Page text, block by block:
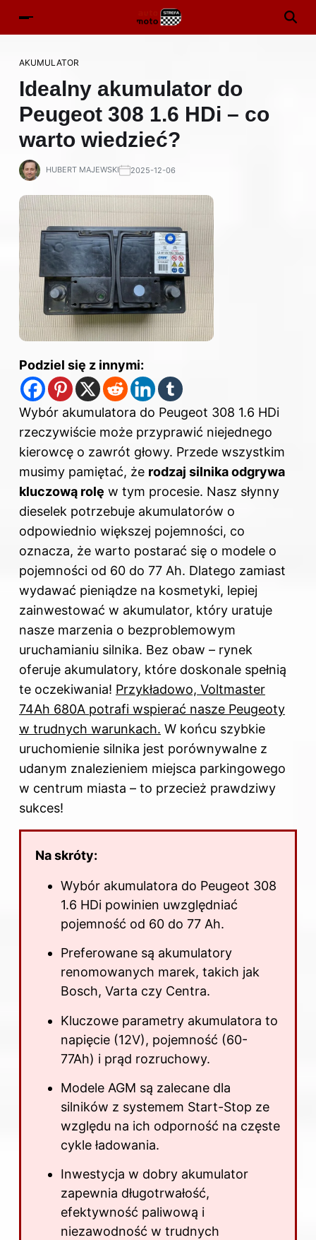
AKUMULATOR
Idealny akumulator do
Peugeot 308 1.6 HDi – co
warto wiedzieć?
HUBERT MAJEWSKI 2025-12-06
Podziel się z innymi:
Wybór akumulatora do Peugeot 308 1.6 HDi
rzeczywiście może przyprawić niejednego
kierowcę o zawrót głowy. Przede wszystkim
musimy pamiętać, że rodzaj silnika odgrywa
kluczową rolę w tym procesie. Nasz słynny
dieselek potrzebuje akumulatorów o
odpowiednio większej pojemności, co
oznacza, że warto postarać się o modele o
pojemności od 60 do 77 Ah. Dlatego zamiast
wydawać pieniądze na kosmetyki, lepiej
zainwestować w akumulator, który uratuje
nasze marzenia o bezproblemowym
uruchamianiu silnika. Bez obaw – rynek
oferuje akumulatory, które doskonale spełnią
te oczekiwania! Przykładowo, Voltmaster
74Ah 680A potrafi wspierać nasze Peugeoty
w trudnych warunkach. W końcu szybkie
uruchomienie silnika jest porównywalne z
udanym znalezieniem miejsca parkingowego
w centrum miasta – to przecież prawdziwy
sukces!
Na skróty:
Wybór akumulatora do Peugeot 308
1.6 HDi powinien uwzględniać
pojemność od 60 do 77 Ah.
Preferowane są akumulatory
renomowanych marek, takich jak
Bosch, Varta czy Centra.
Kluczowe parametry akumulatora to
napięcie (12V), pojemność (60-
77Ah) i prąd rozruchowy.
Modele AGM są zalecane dla
silników z systemem Start-Stop ze
względu na ich odporność na częste
cykle ładowania.
Inwestycja w dobry akumulator
zapewnia długotrwałość,
efektywność paliwową i
niezawodność w trudnych